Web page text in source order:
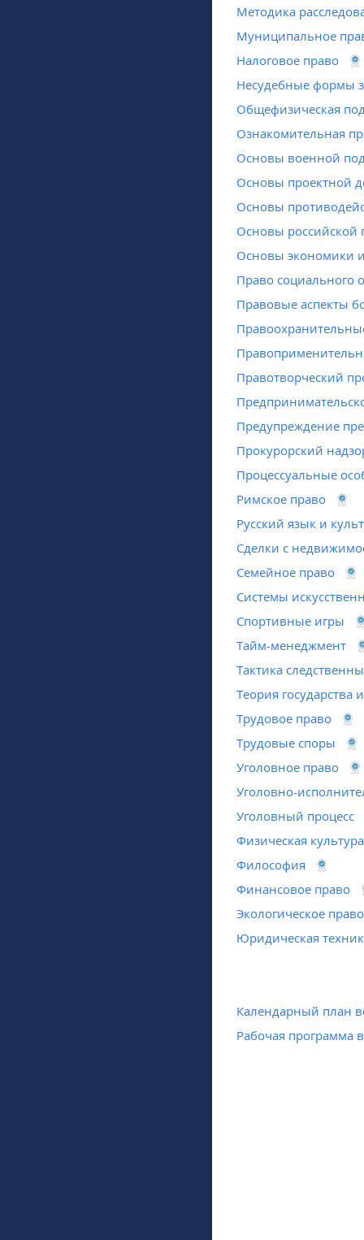
Методика
Муниципальное
Налоговое право
Несудебные формы
Общефизическая
Ознакомительная
Основы военной
Основы проектной
Основы
Основы российской
Основы экономики
Право социального
Правовые аспекты
Правотворческий
Предупреждение
Прокурорский
Процессуальные
Римское право
Русский язык и
Сделки с
Семейное право
Системы
Спортивные игры
Тайм-менеджмент
Тактика
Теория государства
Трудовое право
Трудовые споры
Уголовное право
Уголовно-
Уголовный процесс
Физическая
Философия
Финансовое право
Экологическое
Юридическая
Календарный план
Рабочая программа